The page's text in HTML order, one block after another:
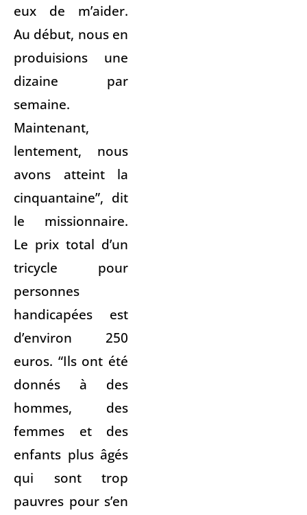
eux de m’aider.
Au début, nous en
produisions une
dizaine par
semaine.
Maintenant,
lentement, nous
avons atteint la
cinquantaine”, dit
le missionnaire.
Le prix total d’un
tricycle pour
personnes
handicapées est
d’environ 250
euros. “Ils ont été
donnés à des
hommes, des
femmes et des
enfants plus âgés
qui sont trop
pauvres pour s’en